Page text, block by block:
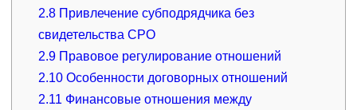
2.8 Привлечение субподрядчика без
свидетельства СРО
2.9 Правовое регулирование отношений
2.10 Особенности договорных отношений
2.11 Финансовые отношения между